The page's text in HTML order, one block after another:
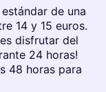
de una
14 y 15 euros.
disfrutar del
24 horas!
48 horas para